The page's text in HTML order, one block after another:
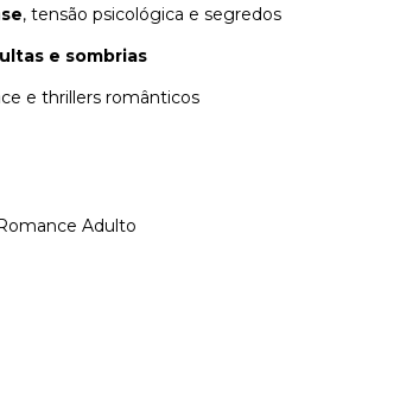
, tensão psicológica e segredos
e sombrias
e thrillers românticos
Adulto